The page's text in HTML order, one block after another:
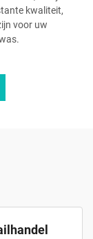
kwaliteit,
voor uw